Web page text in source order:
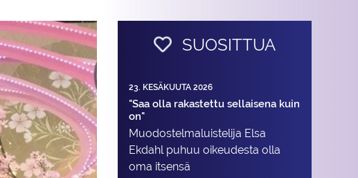
SUOSITTUA
23. KESÄKUUTA 2026
"Saa olla rakastettu sellaisena kuin
on"
Muodostelma­luistelija Elsa
Ekdahl puhuu oikeudesta olla
oma itsensä